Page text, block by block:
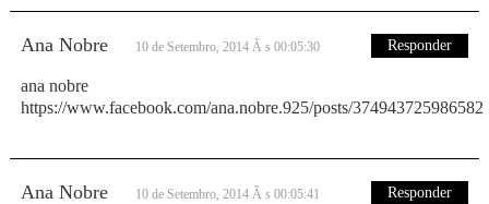
Ana Nobre 10 de Setembro, 2014 Ã s 00:05:30 Responder
ana nobre
https://www.facebook.com/ana.nobre.925/posts/374943725986582
Ana Nobre 10 de Setembro, 2014 Ã s 00:05:41 Responder